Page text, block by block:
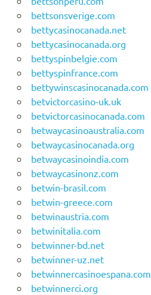
bettsonsverige.com
bettycasinocanada.net
bettycasinocanada.org
bettyspinbelgie.com
bettyspinfrance.com
bettywinscasinocanada.com
betvictorcasino-uk.uk
betvictorcasinocanada.com
betwaycasinoaustralia.com
betwaycasinocanada.org
betwaycasinoindia.com
betwaycasinonz.com
betwin-brasil.com
betwin-greece.com
betwinaustria.com
betwinitalia.com
betwinner-bd.net
betwinner-uz.net
betwinnercasinoespana.com
betwinnerci.org